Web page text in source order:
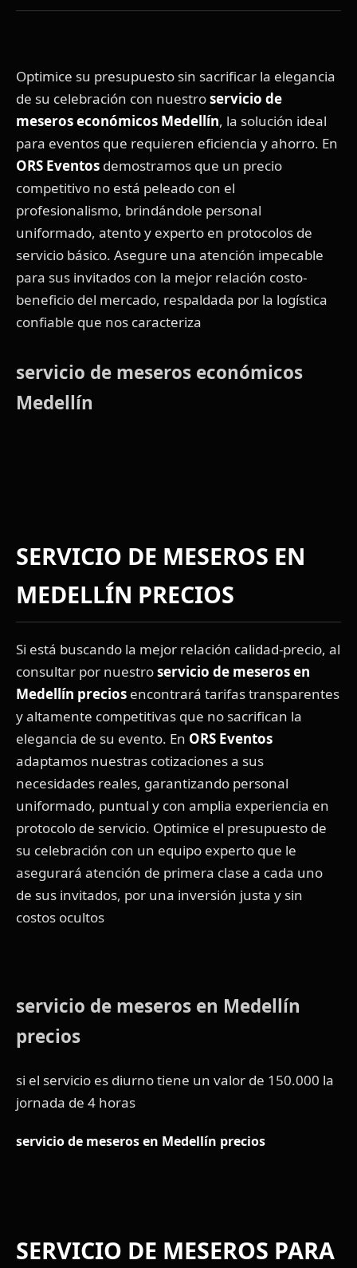
Optimice su presupuesto sin sacrificar la elegancia
de su celebración con nuestroservicio de
meseros económicos Medellín, la solución ideal
para eventos que requieren eficiencia y ahorro. En
ORS Eventos demostramos que un precio
competitivo no está peleado con el
profesionalismo, brindándole personal
uniformado, atento y experto en protocolos de
servicio básico. Asegure una atención impecable
para sus invitados con la mejor relación costo-
beneficio del mercado, respaldada por la logística
confiable que nos caracteriza
servicio de meseros económicos
Medellín
SERVICIO DE MESEROS EN
MEDELLÍN PRECIOS
Si está buscando la mejor relación calidad-precio, al
consultar por nuestroservicio de meseros en
Medellín precios encontrará tarifas transparentes
y altamente competitivas que no sacrifican la
elegancia de su evento. En ORS Eventos
adaptamos nuestras cotizaciones a sus
necesidades reales, garantizando personal
uniformado, puntual y con amplia experiencia en
protocolo de servicio. Optimice el presupuesto de
su celebración con un equipo experto que le
asegurará atención de primera clase a cada uno
de sus invitados, por una inversión justa y sin
costos ocultos
servicio de meseros en Medellín
precios
si el servicio es diurno tiene un valor de 150.000 la
jornada de 4 horas
servicio de meseros en Medellín precios
SERVICIO DE MESEROS PARA